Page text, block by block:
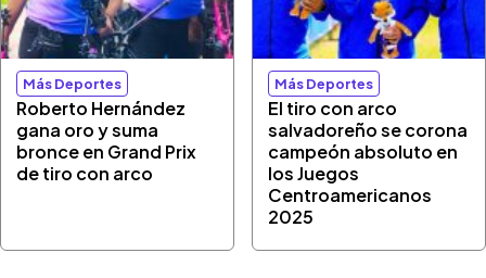
Más Deportes
Roberto Hernández
gana oro y suma
bronce en Grand Prix
de tiro con arco
Más Deportes
El tiro con arco
salvadoreño se corona
campeón absoluto en
los Juegos
Centroamericanos
2025